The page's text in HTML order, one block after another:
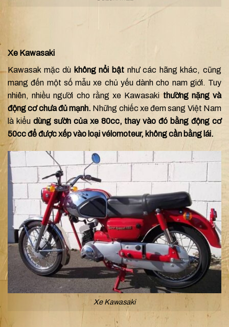
Xe Kawasaki
Kawasak mặc dù không nổi bật như các hãng khác, cũng
mang đến một số mẫu xe chủ yếu dành cho nam giới. Tuy
nhiên, nhiều người cho rằng xe Kawasaki thường nặng và
động cơ chưa đủ mạnh. Những chiếc xe đem sang Việt Nam
là kiểu dùng sườn của xe 80cc, thay vào đó bằng động cơ
50cc để được xếp vào loại vélomoteur, không cần bằng lái.
Xe Kawasaki